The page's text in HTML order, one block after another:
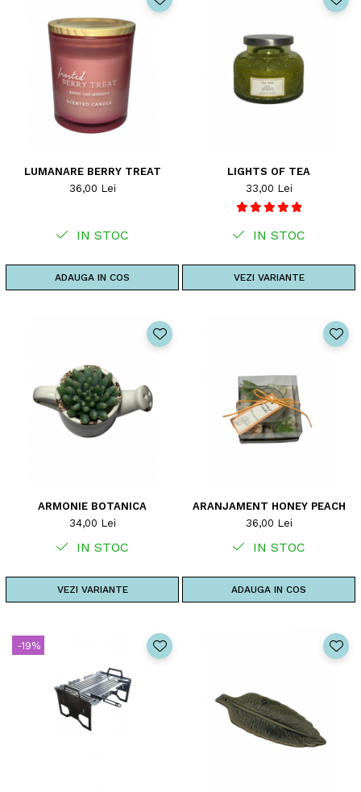
LUMANARE BERRY TREAT
36,00 Lei
IN STOC
ADAUGA IN COS
LIGHTS OF TEA
33,00 Lei
IN STOC
VEZI VARIANTE
ARMONIE BOTANICA
34,00 Lei
IN STOC
VEZI VARIANTE
ARANJAMENT HONEY PEACH
36,00 Lei
IN STOC
ADAUGA IN COS
-19%